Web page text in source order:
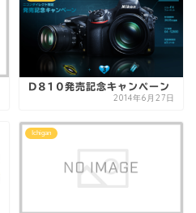
D810発売記念キャンペーン
2014年6月27日
Ichigan